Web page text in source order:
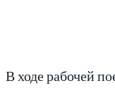
В ходе рабочей